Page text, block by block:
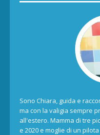
Sono Chiara, guida e
ma con la valigia sempre
all'estero. Mamma di tre
e 2020 e moglie di un